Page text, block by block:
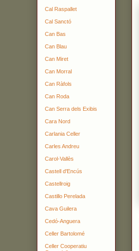
Cal Raspallet
Cal Sanctó
Can Bas
Can Blau
Can Miret
Can Morral
Can Ràfols
Can Roda
Can Serra dels Exibis
Cara Nord
Carlania Celler
Carles Andreu
Carol-Vallès
Castell d'Encús
Castellroig
Castillo Perelada
Cava Guilera
Cedó-Anguera
Celler Bartolomé
Celler Cooperatiu